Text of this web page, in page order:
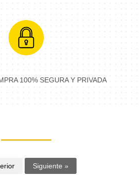
100% SEGURA Y PRIVADA
Siguiente »